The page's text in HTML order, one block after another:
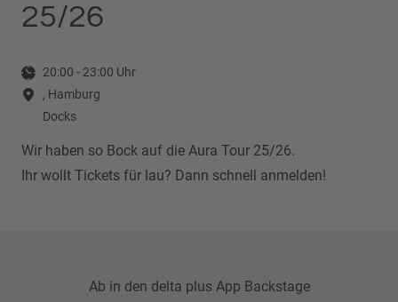
25/26
20:00 - 23:00 Uhr
, Hamburg
Docks
Wir haben so Bock auf die Aura Tour 25/26.
Ihr wollt Tickets für lau? Dann schnell anmelden!
Ab in den delta plus App Backstage